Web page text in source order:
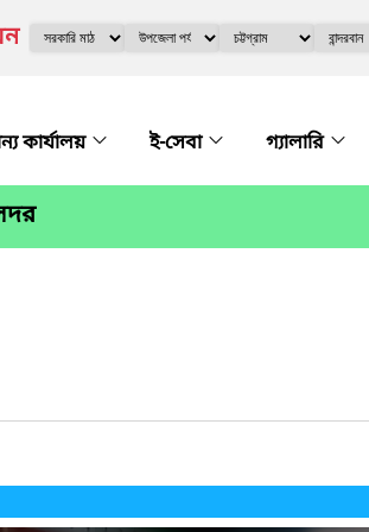
কার্যালয় ই-সেবা গ্যালারি